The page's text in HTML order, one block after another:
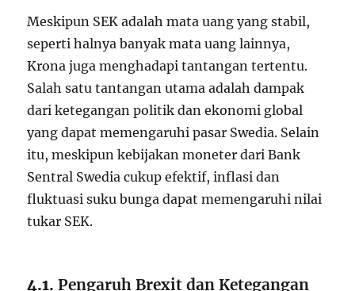
Meskipun SEK adalah mata uang yang stabil,
seperti halnya banyak mata uang lainnya,
Krona juga menghadapi tantangan tertentu.
Salah satu tantangan utama adalah dampak
dari ketegangan politik dan ekonomi global
yang dapat memengaruhi pasar Swedia. Selain
itu, meskipun kebijakan moneter dari Bank
Sentral Swedia cukup efektif, inflasi dan
fluktuasi suku bunga dapat memengaruhi nilai
tukar SEK.
4.1.Pengaruh Brexit dan Ketegangan